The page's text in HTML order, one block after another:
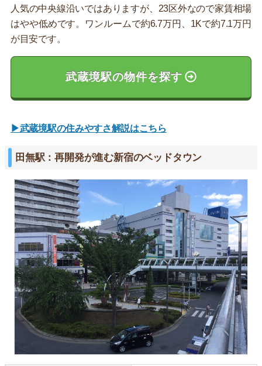
人気の中央線沿いではありますが、23区外なので家賃相場
はやや低めです。ワンルームで約6.7万円、1Kで約7.1万円
が目安です。
武蔵境駅の物件を探す
▶武蔵境駅の住みやすさ解説はこちら
田無駅：再開発が進む新宿のベッドタウン